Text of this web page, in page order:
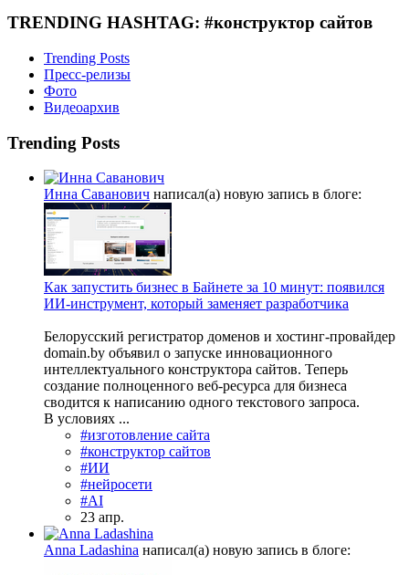
TRENDING HASHTAG: #конструктор сайтов
Trending Posts
Пресс-релизы
Фото
Видеоархив
Trending Posts
Инна Саванович написал(а) новую запись в блоге:
Как запустить бизнес в Байнете за 10 минут: появился
ИИ-инструмент, который заменяет разработчика
Белорусский регистратор доменов и хостинг-провайдер
domain.by объявил о запуске инновационного
интеллектуального конструктора сайтов. Теперь
создание полноценного веб-ресурса для бизнеса
сводится к написанию одного текстового запроса.
В условиях ...
#изготовление сайта
#конструктор сайтов
#ИИ
#нейросети
#AI
23 апр.
Anna Ladashina написал(а) новую запись в блоге: